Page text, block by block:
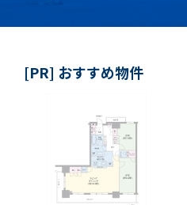
[PR] おすすめ物件